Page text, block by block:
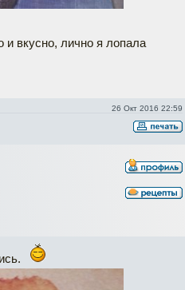
и вкусно, лично я лопала
26 Окт 2016 22:59